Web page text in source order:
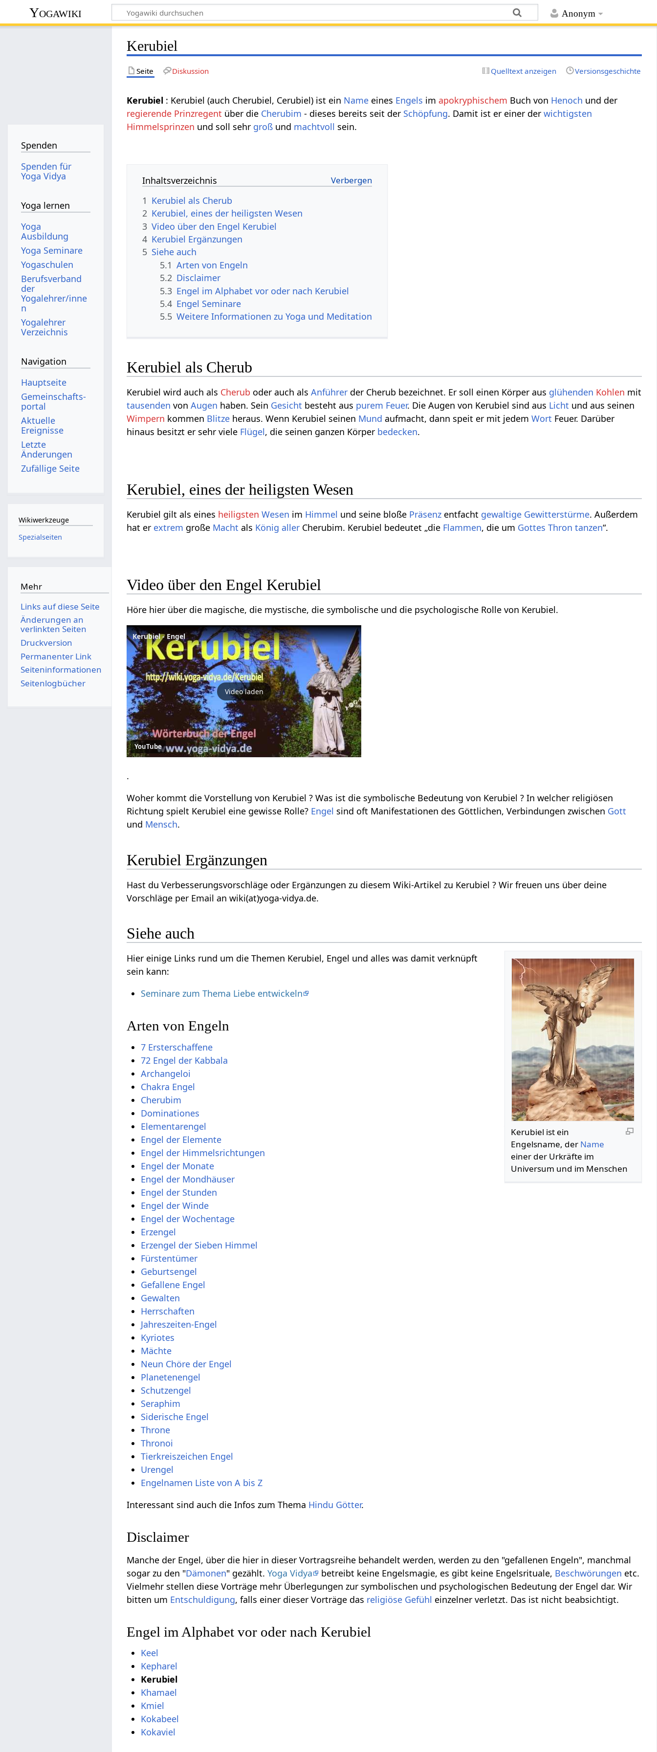
Anonym
Yogawiki
Kerubiel
Seite Diskussion Quelltext anzeigen Versionsgeschichte
Kerubiel : Kerubiel (auch Cherubiel, Cerubiel) ist ein Name eines Engels im apokryphischem Buch von Henoch und der
regierende Prinzregent über die Cherubim - dieses bereits seit der Schöpfung. Damit ist er einer derwichtigsten
Himmelsprinzen und soll sehr groß und machtvoll sein.
Inhaltsverzeichnis
1 Kerubiel als Cherub
2 Kerubiel, eines der heiligsten Wesen
3 Video über den Engel Kerubiel
4 Kerubiel Ergänzungen
5 Siehe auch
5.1 Arten von Engeln
5.2 Disclaimer
5.3 Engel im Alphabet vor oder nach Kerubiel
5.4 Engel Seminare
5.5 Weitere Informationen zu Yoga und Meditation
Kerubiel als Cherub
Kerubiel wird auch als Cherub oder auch alsAnführer der Cherub bezeichnet. Er soll einen Körper aus glühenden Kohlen mit
tausenden vonAugen haben. Sein Gesicht besteht aus purem Feuer. Die Augen von Kerubiel sind aus Licht und aus seinen
Wimpern kommen Blitze heraus. Wenn Kerubiel seinen Mund aufmacht, dann speit er mit jedemWort Feuer. Darüber
hinaus besitzt er sehr viele Flügel, die seinen ganzen Körper bedecken.
Kerubiel, eines der heiligsten Wesen
Kerubiel gilt als eines heiligsten Wesen im Himmel und seine bloße Präsenz entfacht gewaltige Gewitterstürme. Außerdem
hat er extrem große Macht als König aller Cherubim. Kerubiel bedeutet „die Flammen, die um Gottes Thron tanzen“.
Video über den Engel Kerubiel
Höre hier über die magische, die mystische, die symbolische und die psychologische Rolle von Kerubiel.
Kerubiel - Engel
Video laden
YouTube
.
Woher kommt die Vorstellung von Kerubiel ? Was ist die symbolische Bedeutung von Kerubiel ? In welcher religiösen
Richtung spielt Kerubiel eine gewisse Rolle? Engel sind oft Manifestationen des Göttlichen, Verbindungen zwischen Gott
und Mensch.
Kerubiel Ergänzungen
Hast du Verbesserungsvorschläge oder Ergänzungen zu diesem Wiki-Artikel zu Kerubiel ? Wir freuen uns über deine
Vorschläge per Email an wiki(at)yoga-vidya.de.
Siehe auch
Kerubiel ist ein
Engelsname, der Name
einer der Urkräfte im
Universum und im Menschen
Hier einige Links rund um die Themen Kerubiel, Engel und alles was damit verknüpft
sein kann:
Seminare zum Thema Liebe entwickeln
Arten von Engeln
7 Ersterschaffene
72 Engel der Kabbala
Archangeloi
Chakra Engel
Cherubim
Dominationes
Elementarengel
Engel der Elemente
Engel der Himmelsrichtungen
Engel der Monate
Engel der Mondhäuser
Engel der Stunden
Engel der Winde
Engel der Wochentage
Erzengel
Erzengel der Sieben Himmel
Fürstentümer
Geburtsengel
Gefallene Engel
Gewalten
Herrschaften
Jahreszeiten-Engel
Kyriotes
Mächte
Neun Chöre der Engel
Planetenengel
Schutzengel
Seraphim
Siderische Engel
Throne
Thronoi
Tierkreiszeichen Engel
Urengel
Engelnamen Liste von A bis Z
Interessant sind auch die Infos zum Thema Hindu Götter.
Disclaimer
Manche der Engel, über die hier in dieser Vortragsreihe behandelt werden, werden zu den "gefallenen Engeln", manchmal
sogar zu den "Dämonen" gezählt.Yoga Vidya betreibt keine Engelsmagie, es gibt keine Engelsrituale, Beschwörungen etc.
Vielmehr stellen diese Vorträge mehr Überlegungen zur symbolischen und psychologischen Bedeutung der Engel dar. Wir
bitten um Entschuldigung, falls einer dieser Vorträge das religiöse Gefühl einzelner verletzt. Das ist nicht beabsichtigt.
Engel im Alphabet vor oder nach Kerubiel
Keel
Kepharel
Kerubiel
Khamael
Kmiel
Kokabeel
Kokaviel
Spenden
Spenden für
Yoga Vidya
Yoga lernen
Yoga
Ausbildung
Yoga Seminare
Yogaschulen
Berufsverband
der
Yogalehrer/inne
n
Yogalehrer
Verzeichnis
Navigation
Hauptseite
Gemeinschafts­
portal
Aktuelle
Ereignisse
Letzte
Änderungen
Zufällige Seite
Wikiwerkzeuge
Spezialseiten
Mehr
Links auf diese Seite
Änderungen an
verlinkten Seiten
Druckversion
Permanenter Link
Seiten­­informationen
Seitenlogbücher